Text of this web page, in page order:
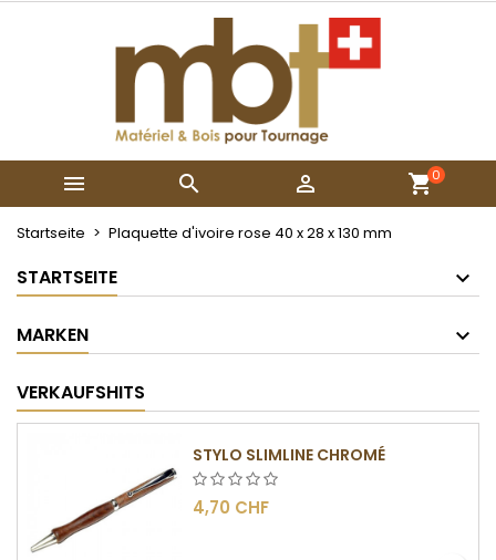
   0
Startseite Plaquette d'ivoire rose 40 x 28 x 130 mm
STARTSEITE
MARKEN
VERKAUFSHITS
STYLO SLIMLINE CHROMÉ
4,70 CHF
My wishlists
Wunschliste erstellen
Anmelden
Sie müssen angemeldet sein, um Artikel Ihrer
Wunschliste hinzufügen zu können.
Abbrechen Anmelden